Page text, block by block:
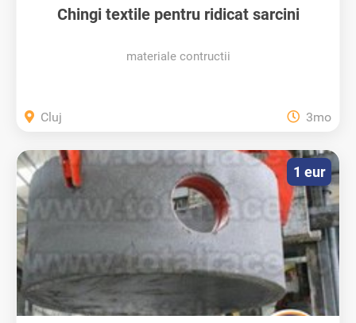
Chingi textile pentru ridicat sarcini
materiale contructii
Cluj 3mo
1 eur